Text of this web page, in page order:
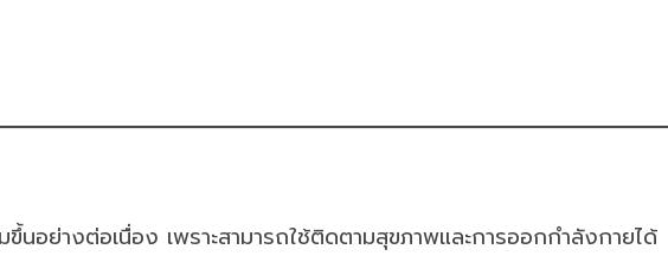
นอย่างต่อเนื่อง เพราะสามารถใช้ติดตามสุขภาพและการออกกำลังกายได้